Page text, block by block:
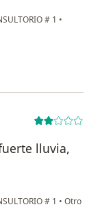
# 1 •
lluvia,
# 1 • Otro